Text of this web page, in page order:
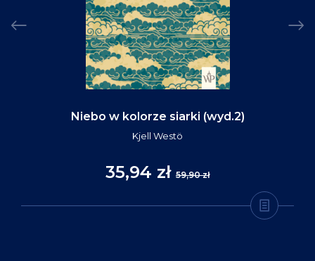
Niebo w kolorze siarki (wyd.2)
Kjell Westö
35,94 zł 59,90 zł